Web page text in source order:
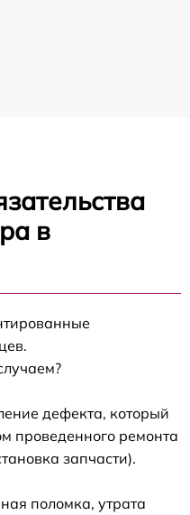
в
дефекта, который
проведенного ремонта
запчасти).
поломка, утрата